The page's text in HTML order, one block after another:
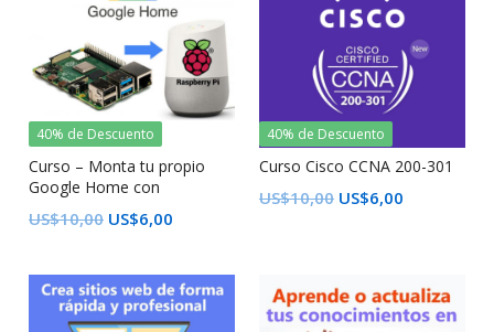
40% de Descuento
Curso – Monta tu propio
Google Home con
Raspberry Pi
US$10,00 US$6,00
40% de Descuento
Curso Cisco CCNA 200-301
US$10,00 US$6,00